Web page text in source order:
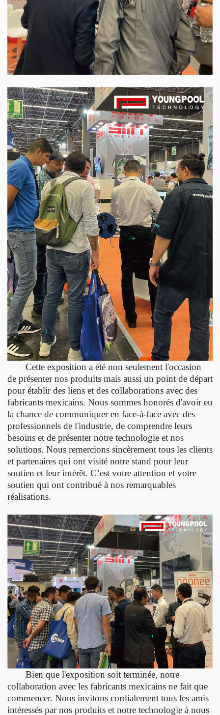
Cette exposition a été non seulement l'occasion
de présenter nos produits mais aussi un point de départ
pour établir des liens et des collaborations avec des
fabricants mexicains. Nous sommes honorés d'avoir eu
la chance de communiquer en face-à-face avec des
professionnels de l'industrie, de comprendre leurs
besoins et de présenter notre technologie et nos
solutions. Nous remercions sincèrement tous les clients
et partenaires qui ont visité notre stand pour leur
soutien et leur intérêt. C’est votre attention et votre
soutien qui ont contribué à nos remarquables
réalisations.
Bien que l'exposition soit terminée, notre
collaboration avec les fabricants mexicains ne fait que
commencer. Nous invitons cordialement tous les amis
intéressés par nos produits et notre technologie à nous